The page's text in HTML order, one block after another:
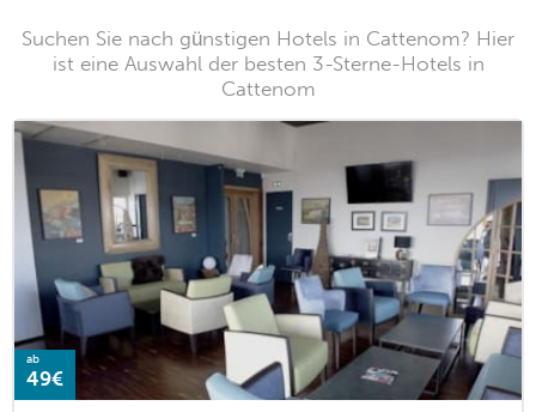
Suchen Sie nach günstigen Hotels in Cattenom? Hier
ist eine Auswahl der besten 3-Sterne-Hotels in
Cattenom
ab
49€